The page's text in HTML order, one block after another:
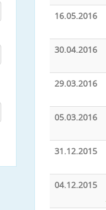
16.05.2016
30.04.2016
29.03.2016
05.03.2016
31.12.2015
04.12.2015